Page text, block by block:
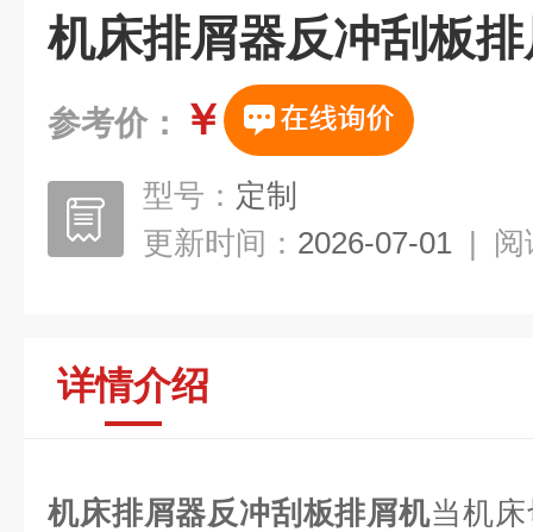
机床排屑器反冲刮板
参考价： ￥
型号： 定制
更新时间： 2026-07-01 | 阅
详情介绍
机床排屑器反冲刮板排屑机当机